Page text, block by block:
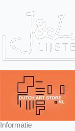
Informatie